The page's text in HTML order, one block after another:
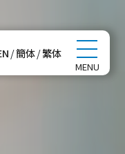
MENU
/簡体/繁体